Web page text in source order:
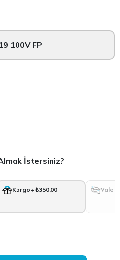
100V FP
İstersiniz?
Kargo+ ₺350,00 Vale